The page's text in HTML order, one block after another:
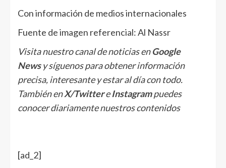
Con información de medios internacionales
Fuente de imagen referencial: Al Nassr
Visita nuestro canal de noticias enGoogle
Newsy síguenos para obtener información
precisa, interesante y estar al día con todo.
También enX/TwittereInstagrampuedes
conocer diariamente nuestros contenidos
[ad_2]